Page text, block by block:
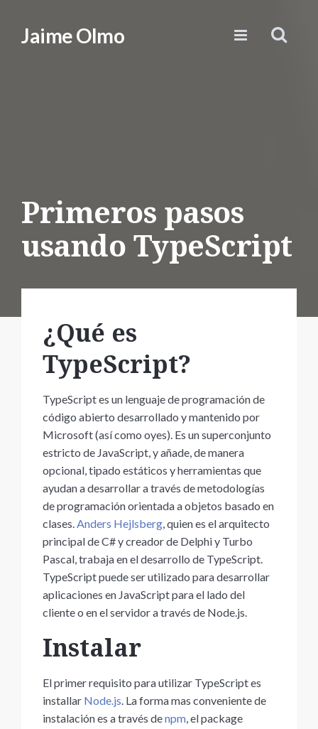
Jaime Olmo
Primeros pasos
usando TypeScript
¿Qué es
TypeScript?
TypeScript es un lenguaje de programación de
código abierto desarrollado y mantenido por
Microsoft (así como oyes). Es un superconjunto
estricto de JavaScript, y añade, de manera
opcional, tipado estáticos y herramientas que
ayudan a desarrollar a través de metodologías
de programación orientada a objetos basado en
clases.Anders Hejlsberg, quien es el arquitecto
principal de C# y creador de Delphi y Turbo
Pascal, trabaja en el desarrollo de TypeScript.
TypeScript puede ser utilizado para desarrollar
aplicaciones en JavaScript para el lado del
cliente o en el servidor a través de Node.js.
Instalar
El primer requisito para utilizar TypeScript es
installar Node.js. La forma mas conveniente de
instalación es a través denpm, el package